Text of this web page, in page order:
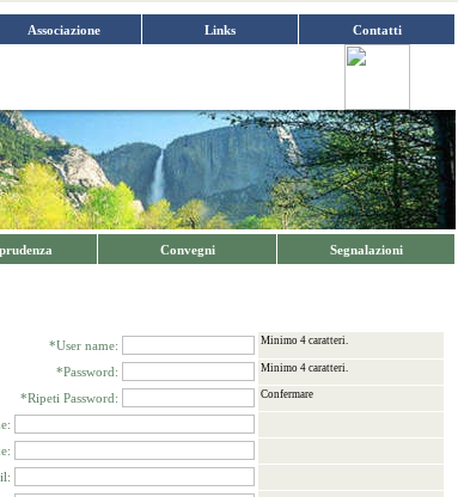
Associazione Links Contatti
Convegni Segnalazioni
*User name: Minimo 4 caratteri.
*Password: Minimo 4 caratteri.
*Ripeti Password: Confermare